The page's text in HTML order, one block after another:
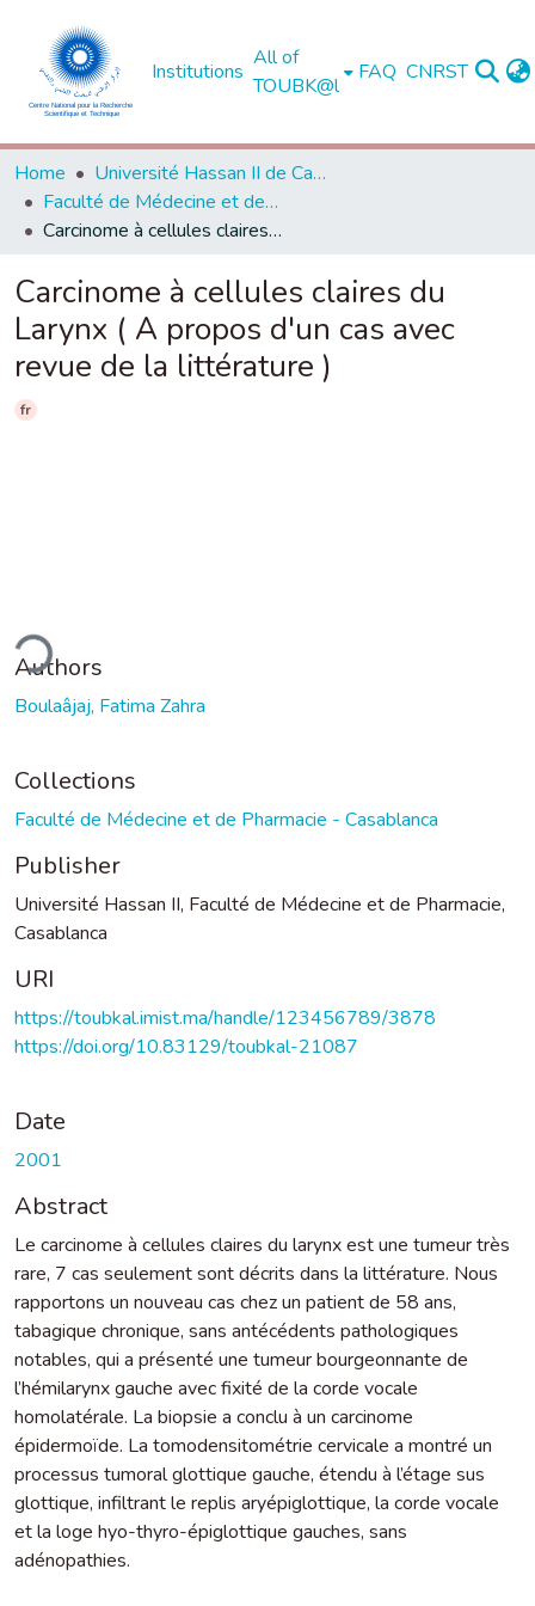
Institutions
All of
TOUBK@l
FAQ CNRST
Home
Université Hassan II de Casablanca
Faculté de Médecine et de Pharmacie - Casablanca
Carcinome à cellules claires du Larynx ( A propos d'un cas avec revue de la littérature )
Carcinome à cellules claires du
Larynx ( A propos d'un cas avec
revue de la littérature )
fr
Authors
Boulaâjaj, Fatima Zahra
Collections
Faculté de Médecine et de Pharmacie - Casablanca
Publisher
Université Hassan II, Faculté de Médecine et de Pharmacie,
Casablanca
URI
https://toubkal.imist.ma/handle/123456789/3878
https://doi.org/10.83129/toubkal-21087
Date
2001
Abstract
Le carcinome à cellules claires du larynx est une tumeur très
rare, 7 cas seulement sont décrits dans la littérature. Nous
rapportons un nouveau cas chez un patient de 58 ans,
tabagique chronique, sans antécédents pathologiques
notables, qui a présenté une tumeur bourgeonnante de
l’hémilarynx gauche avec fixité de la corde vocale
homolatérale. La biopsie a conclu à un carcinome
épidermoïde. La tomodensitométrie cervicale a montré un
processus tumoral glottique gauche, étendu à l’étage sus
glottique, infiltrant le replis aryépiglottique, la corde vocale
et la loge hyo-thyro-épiglottique gauches, sans
adénopathies.